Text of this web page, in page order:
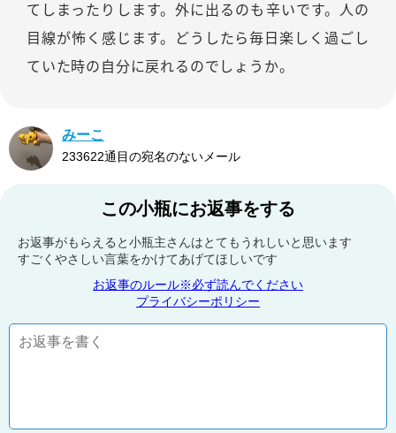
てしまったりします。外に出るのも辛いです。人の
目線が怖く感じます。どうしたら毎日楽しく過ごし
ていた時の自分に戻れるのでしょうか。
みーこ
233622通目の宛名のないメール
この小瓶にお返事をする
お返事がもらえると小瓶主さんはとてもうれしいと思います
すごくやさしい言葉をかけてあげてほしいです
お返事のルール※必ず読んでください
プライバシーポリシー